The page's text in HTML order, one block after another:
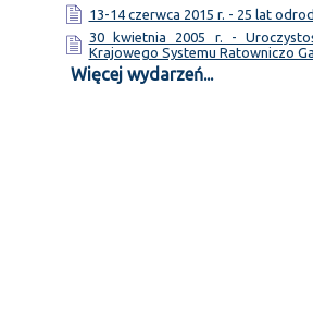
13-14 czerwca 2015 r. - 25 lat
30 kwietnia 2005 r. -
Krajowego Systemu Ratowniczo
Więcej wydarzeń...